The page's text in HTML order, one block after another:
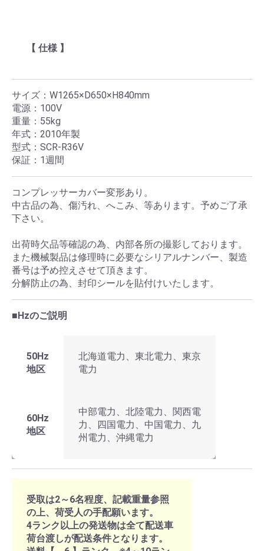
【 仕様 】
サイズ：W1265×D650×H840mm
電源：100V
重量：55kg
年式：2010年製
型式：SCR-R36V
保証：1週間
コンプレッサーカバー変形あり。
中古品の為、傷汚れ、へこみ、等あります。予めご了承
下さい。
出荷時欠品等確認の為、内部各所の撮影しております。
また機械製品は修理時に必要なシリアルナンバー、製造
番号は予め控えさせて頂きます。
分解防止の為、封印シールを貼付けいたします。
■Hzのご説明
50Hz
地区
北海道電力、東北電力、東京
電力
60Hz
地区
中部電力、北陸電力、関西電
力、四国電力、中国電力、九
州電力、沖縄電力
受取は2～6名程度、記載重量参照
の上、荷受人の手配願います。
4ランク以上の発送物は全て配送車
荷台渡しが配送条件となります。